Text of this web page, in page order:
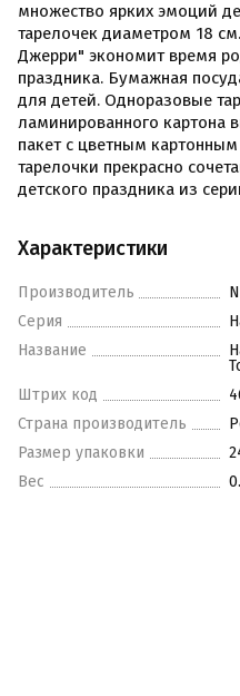
множество ярких эмоций
тарелочек диаметром 18
Джерри" экономит время
праздника. Бумажная
для детей. Одноразовые
ламинированного картона
пакет с цветным
тарелочки прекрасно
детского праздника из
Характеристики
Производитель
Серия
Название
Штрих код
Страна производитель
Размер упаковки
Вес